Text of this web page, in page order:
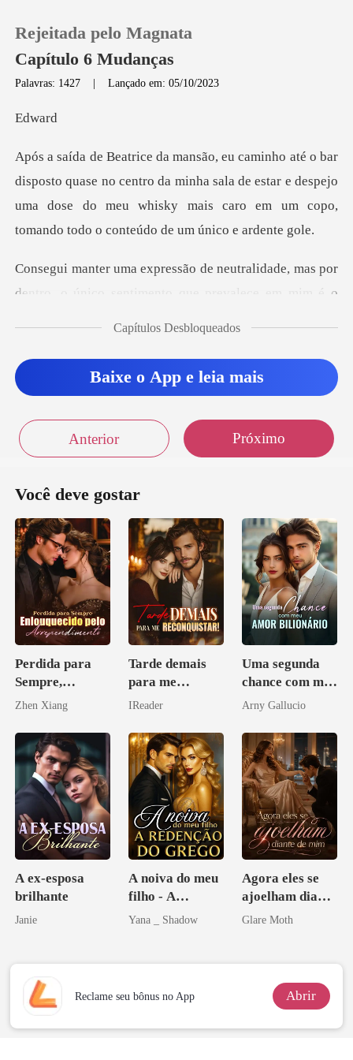
Loja
Histórico
Rejeitada pelo Magnata
Capítulo 6 Mudanças
Palavras: 1427 |Lançado em: 05/10/2023
wa
e no centro da minha sala de estar e despejo
uma dose do meu whisky ma
de, mas por
dentro, o único sentimento que
Capítulos Desbloqueados
Baixe o App e leia mais
Anterior Próximo
Você deve gostar
Perdida para
Sempre,
Enlouquecido
Arrependiment
o
Zhen Xiang
Tarde demais
para me
reconquistar!
IReader
Uma segunda
chance com meu
amor bilionário
Arny Gallucio
A ex-esposa
brilhante
Janie
A noiva do meu
filho - A
Redenção do
Yana _ Shadow
Agora eles se
ajoelham diante
de mim
Glare Moth
Reclame seu bônus no App Abrir